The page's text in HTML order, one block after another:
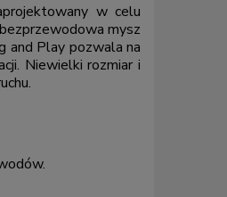
w celu
mysz
and Play pozwala na
Niewielki rozmiar i